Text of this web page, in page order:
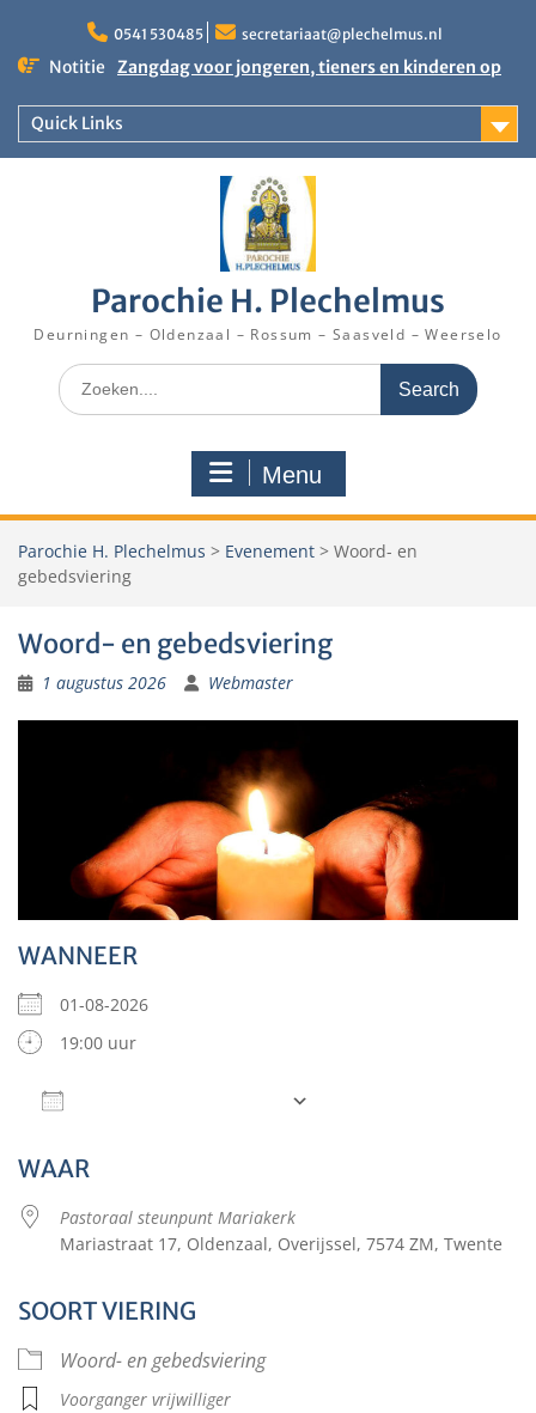
content
0541 530485 secretariaat@plechelmus.nl
Notitie
Zangdag voor jongeren, tieners en kinderen op
Denekamp
Uitnodiging installatie Pastoor Karel Donders
Quick Links
Parochie H. Plechelmus
Deurningen – Oldenzaal – Rossum – Saasveld – Weerselo
Search
for:
Menu
Parochie H. Plechelmus > Evenement > Woord- en
gebedsviering
Woord- en gebedsviering
1 augustus 2026 Webmaster
WANNEER
01-08-2026
19:00 uur
WAAR
Pastoraal steunpunt Mariakerk
Mariastraat 17, Oldenzaal, Overijssel, 7574 ZM, Twente
SOORT VIERING
Woord- en gebedsviering
Voorganger vrijwilliger